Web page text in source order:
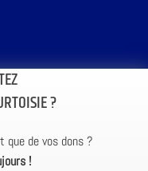
?
que de vos dons ?
!